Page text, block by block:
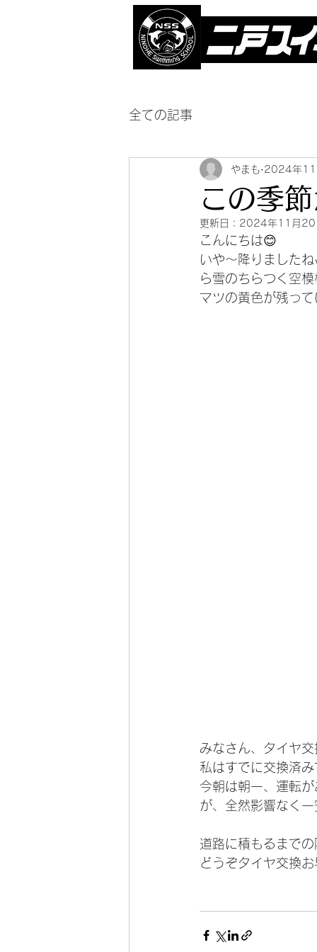
全ての記事
この季
やまも 2024年11
更新日： 2024年11月20
こんにちは😊
いや～降りました
ら雪のちらつく空
マツの黄色が残っ
みなさん、タイヤ
私はすでに交換済
今朝は朝一、運転
が、全然影響なく
道路に積もるまで
どうぞタイヤ交換